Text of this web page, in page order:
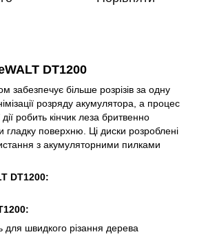
DT1200
забезпечує більше розрізів за одну
розряду акумулятора, а процес
робить кінчик леза бритвенно
гладку поверхню. Ці диски розроблені
з акумуляторними пилками
DT1200:
для швидкого різання дерева